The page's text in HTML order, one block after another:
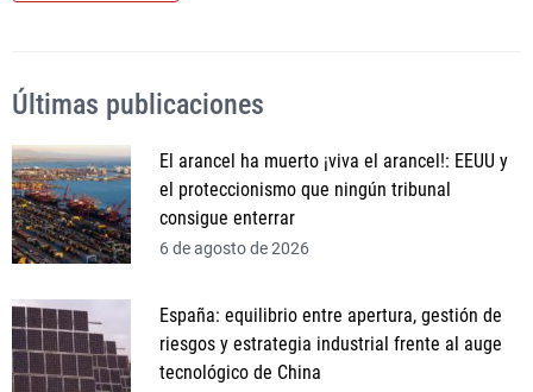
Últimas publicaciones
El arancel ha muerto ¡viva el arancel!: EEUU y
el proteccionismo que ningún tribunal
consigue enterrar
6 de agosto de 2026
España: equilibrio entre apertura, gestión de
riesgos y estrategia industrial frente al auge
tecnológico de China